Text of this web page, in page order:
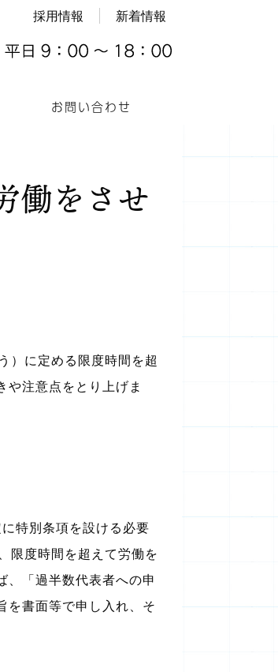
採用情報 新着情報
お問い合わせ
働をさせ
）に定める限度時間を超
や注意点をとり上げま
特別条項を設ける必要
限度時間を超えて労働を
、「過半数代表者への申
を書面等で申し入れ、そ